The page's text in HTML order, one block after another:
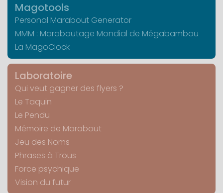
Magotools
Personal Marabout Generator
MMM : Maraboutage Mondial de Mégabambou
La MagoClock
Laboratoire
Qui veut gagner des flyers ?
Le Taquin
Le Pendu
Mémoire de Marabout
Jeu des Noms
Phrases à Trous
Force psychique
Vision du futur